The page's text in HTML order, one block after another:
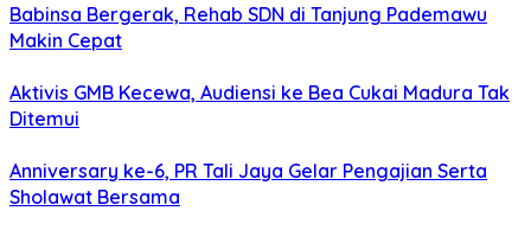
Babinsa Bergerak, Rehab SDN di Tanjung Pademawu
Makin Cepat
Aktivis GMB Kecewa, Audiensi ke Bea Cukai Madura Tak
Ditemui
Anniversary ke-6, PR Tali Jaya Gelar Pengajian Serta
Sholawat Bersama